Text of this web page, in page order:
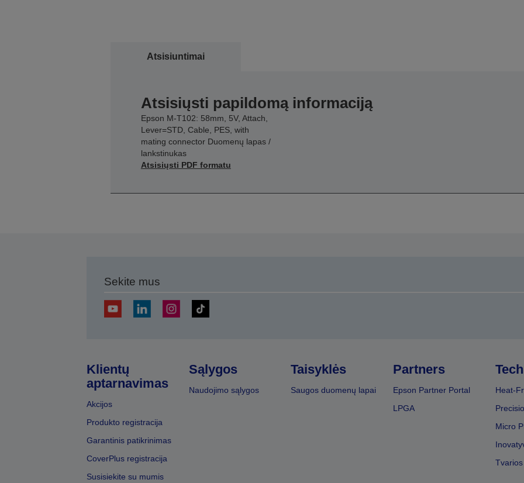
Atsisiuntimai
Atsisiųsti papildomą informaciją
Epson M-T102: 58mm, 5V, Attach,
Lever=STD, Cable, PES, with
mating connector Duomenų lapas /
lankstinukas
Atsisiųsti PDF formatu
Sekite mus
Klientų
aptarnavimas
Akcijos
Produkto registracija
Garantinis patikrinimas
CoverPlus registracija
Susisiekite su mumis
Sąlygos
Naudojimo sąlygos
Taisyklės
Saugos duomenų lapai
Partners
Epson Partner Portal
LPGA
Heat-
Micro